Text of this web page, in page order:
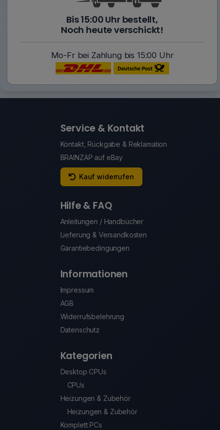
Bis 15:00 Uhr bestellt,
Noch heute verschickt!
Mo-Fr bei Zahlung bis 15:00 Uhr
Service & Kontakt
Kontakt, Rückgabe & Reklamation
BRAINZAP auf eBay
Kauf widerrufen
Hilfe & FAQ
Anleitungen / Handbücher
Lieferung & Versandkosten
Garantiebedingungen
Informationen
Impressum
AGB
Widerrufsbelehrung
Datenschutz
Kategorien
Desktop CPUs
CPUs
Heizungen & Zubehör
Heizungen & Zubehör
Komplett PCs